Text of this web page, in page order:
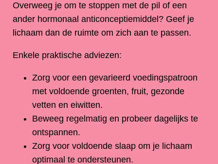
Overweeg je om te stoppen met de pil of een
ander hormonaal anticonceptiemiddel? Geef je
lichaam dan de ruimte om zich aan te passen.
Enkele praktische adviezen:
Zorg voor een gevarieerd voedingspatroon
met voldoende groenten, fruit, gezonde
vetten en eiwitten.
Beweeg regelmatig en probeer dagelijks te
ontspannen.
Zorg voor voldoende slaap om je lichaam
optimaal te ondersteunen.